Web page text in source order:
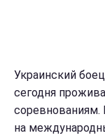
Украинский
сегодня
соревнованиям.
на